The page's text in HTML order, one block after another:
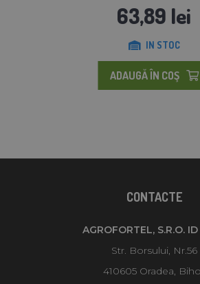
63,89 lei
IN STOC
ADAUGĂ ÎN COŞ
CONTACTE
AGROFORTEL, S.R.O.
Str. Borsului, Nr.56
410605 Oradea,